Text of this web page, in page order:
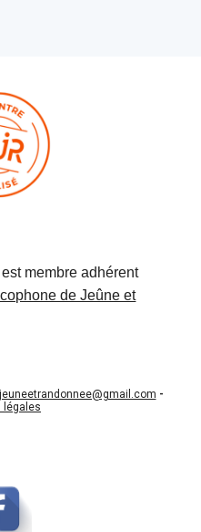
membre adhérent
de Jeûne et
-
légales